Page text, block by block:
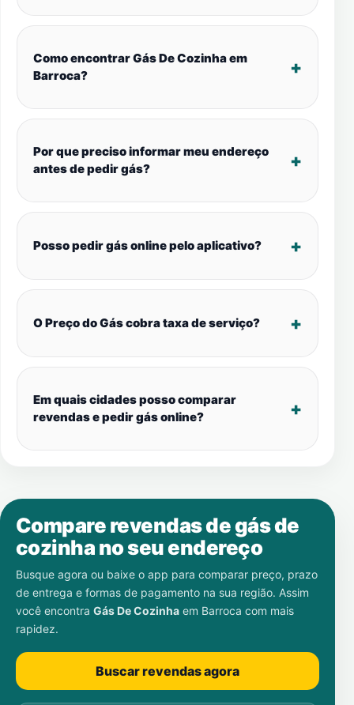
Como encontrar Gás De Cozinha em
Barroca?
Por que preciso informar meu endereço
antes de pedir gás?
Posso pedir gás online pelo aplicativo?
O Preço do Gás cobra taxa de serviço?
Em quais cidades posso comparar
revendas e pedir gás online?
Compare revendas de gás de
cozinha no seu endereço
Busque agora ou baixe o app para comparar preço, prazo
de entrega e formas de pagamento na sua região. Assim
você encontra Gás De Cozinha em Barroca com mais
rapidez.
Buscar revendas agora